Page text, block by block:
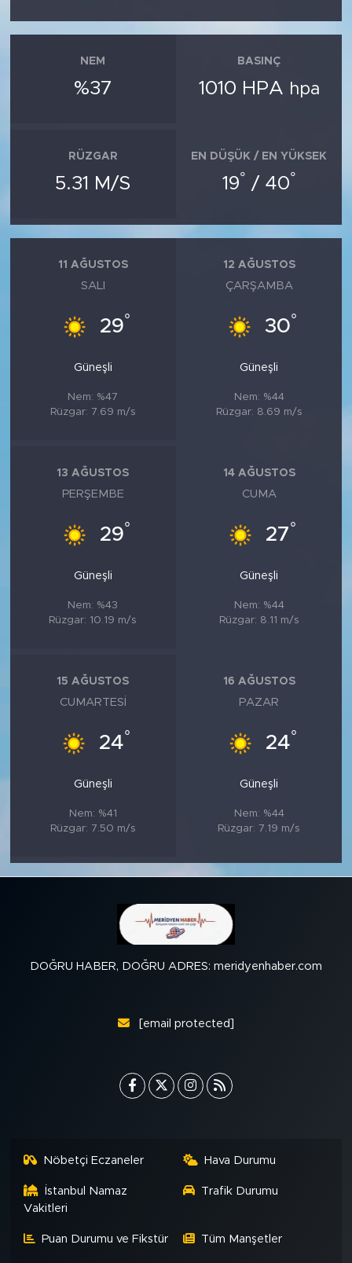
NEM
%37
BASINÇ
1010 HPA hpa
RÜZGAR
5.31 M/S
EN DÜŞÜK / EN YÜKSEK
19° / 40°
11 AĞUSTOS
SALI
29°
Güneşli
Nem: %47
Rüzgar: 7.69 m/s
12 AĞUSTOS
ÇARŞAMBA
30°
Güneşli
Nem: %44
Rüzgar: 8.69 m/s
13 AĞUSTOS
PERŞEMBE
29°
Güneşli
Nem: %43
Rüzgar: 10.19 m/s
14 AĞUSTOS
CUMA
27°
Güneşli
Nem: %44
Rüzgar: 8.11 m/s
15 AĞUSTOS
CUMARTESI
24°
Güneşli
Nem: %41
Rüzgar: 7.50 m/s
16 AĞUSTOS
PAZAR
24°
Güneşli
Nem: %44
Rüzgar: 7.19 m/s
DOĞRU HABER, DOĞRU ADRES: meridyenhaber.com
[email protected]
Nöbetçi Eczaneler Hava Durumu
İstanbul Namaz
Vakitleri
Trafik Durumu
Puan Durumu ve Fikstür Tüm Manşetler
KADIN
VİDEOLAR
ALINTI YAZARLAR
SOSYAL MEDYA